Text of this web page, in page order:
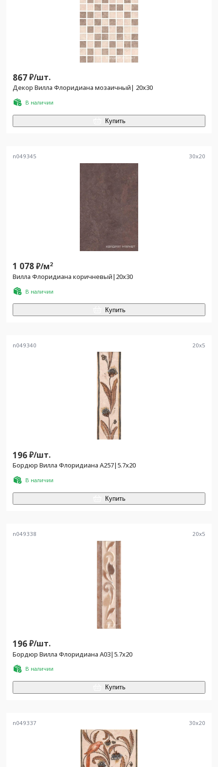
867₽/шт.
Декор Вилла Флоридиана мозаичный| 20х30
В наличии
Купить
n049345 30x20
1 078₽/м2
Вилла Флоридиана коричневый|20х30
В наличии
Купить
n049340 20x5
196₽/шт.
Бордюр Вилла Флоридиана А257|5.7х20
В наличии
Купить
n049338 20x5
196₽/шт.
Бордюр Вилла Флоридиана А03|5.7х20
В наличии
Купить
n049337 30x20